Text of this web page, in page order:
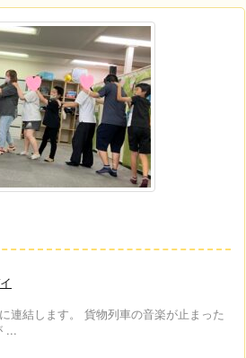
連結します。 貨物列車の音楽が止まった
...